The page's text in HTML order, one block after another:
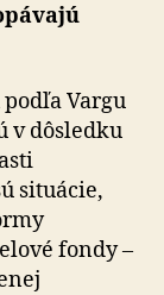
Vargu
v dôsledku
situácie,
fondy –